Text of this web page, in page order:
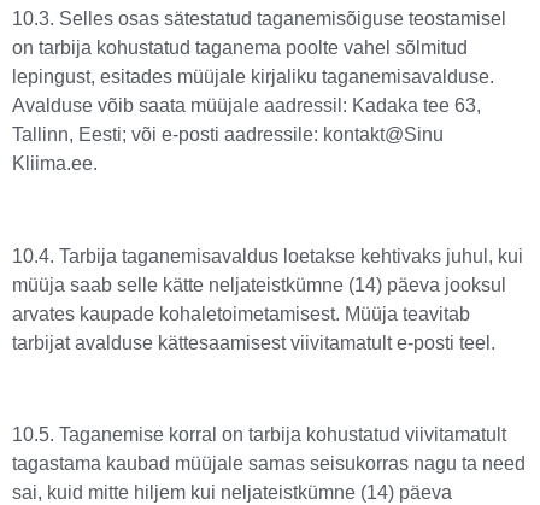
10.3. Selles osas sätestatud taganemisõiguse teostamisel
on tarbija kohustatud taganema poolte vahel sõlmitud
lepingust, esitades müüjale kirjaliku taganemisavalduse.
Avalduse võib saata müüjale aadressil: Kadaka tee 63,
Tallinn, Eesti; või e-posti aadressile: kontakt@Sinu
Kliima.ee.
10.4. Tarbija taganemisavaldus loetakse kehtivaks juhul, kui
müüja saab selle kätte neljateistkümne (14) päeva jooksul
arvates kaupade kohaletoimetamisest. Müüja teavitab
tarbijat avalduse kättesaamisest viivitamatult e-posti teel.
10.5. Taganemise korral on tarbija kohustatud viivitamatult
tagastama kaubad müüjale samas seisukorras nagu ta need
sai, kuid mitte hiljem kui neljateistkümne (14) päeva